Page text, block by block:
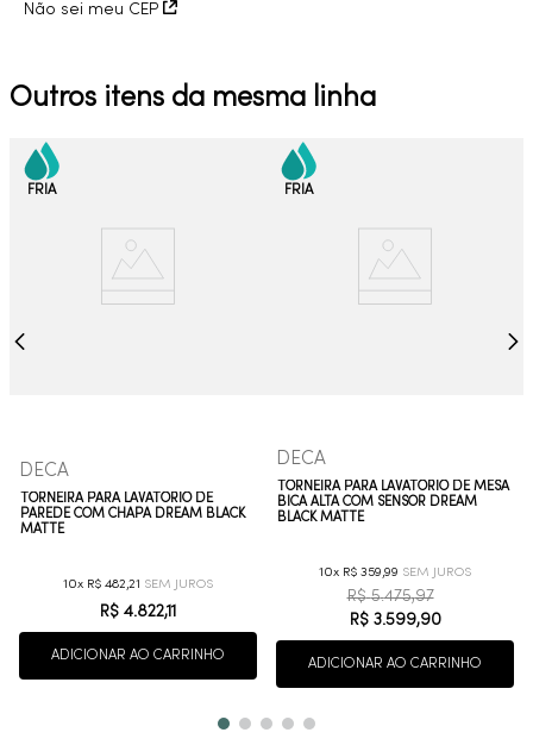
Não sei meu CEP
Outros itens da mesma linha
DECA
TORNEIRA PARA LAVATÓRIO DE
PAREDE COM CHAPA DREAM BLACK
MATTE
10 R$ 482,21
R$ 4.822,11
ADICIONAR AO CARRINHO
DECA
TORNEIRA PARA LAVATÓRIO DE MESA
BICA ALTA COM SENSOR DREAM
BLACK MATTE
10 R$ 359,99
R$ 5.475,97
R$ 3.599,90
ADICIONAR AO CARRINHO